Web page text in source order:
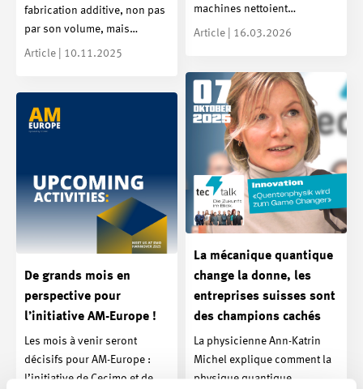
machines nettoient…
Article | 16.03.2026
fabrication additive, non pas
par son volume, mais…
Article | 10.11.2025
La mécanique quantique
change la donne, les
entreprises suisses sont
des champions cachés
La physicienne Ann-Katrin
Michel explique comment la
physique quantique
De grands mois en
perspective pour
l’initiative AM-Europe !
Les mois à venir seront
décisifs pour AM-Europe :
l’initiative de Cecimo et de